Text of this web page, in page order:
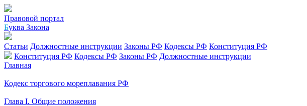
Правовой портал
Буква Закона
Статьи Должностные инструкции Законы РФ Кодексы РФ Конституция РФ
Конституция РФ Кодексы РФ Законы РФ Должностные инструкции
Главная
Кодекс торгового мореплавания РФ
Глава I. Общие положения